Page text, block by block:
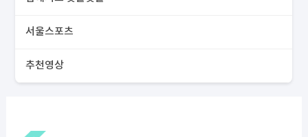
서울스포츠
추천영상